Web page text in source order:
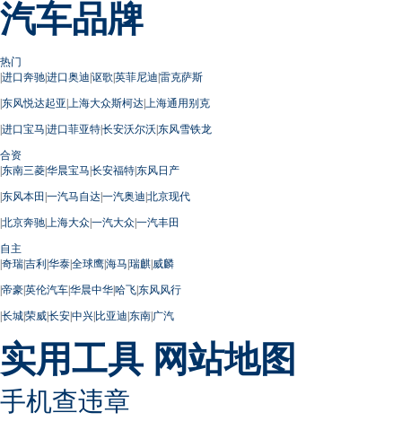
汽车品牌
热门
|进口奔驰|进口奥迪|讴歌|英菲尼迪|雷克萨斯
|东风悦达起亚| 上海大众斯柯达| 上海通用别克
|进口宝马|进口菲亚特|长安沃尔沃|东风雪铁龙
合资
|东南三菱|华晨宝马|长安福特|东风日产
|东风本田 |一汽马自达|一汽奥迪|北京现代
|北京奔驰| 上海大众|一汽大众|一汽丰田
自主
|奇瑞|吉利|华泰|全球鹰|海马|瑞麒|威麟
|帝豪|英伦汽车|华晨中华|哈飞|东风风行
|长城|荣威|长安|中兴|比亚迪|东南|广汽
实用工具 网站地图
手机查违章